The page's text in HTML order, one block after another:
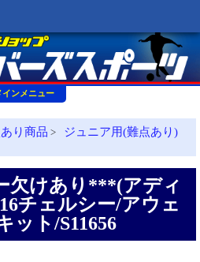
インメニュー
り商品 >
ジュニア用(難点あり)
欠けあり***(アディ
チェルシー/アウェ
ット/S11656